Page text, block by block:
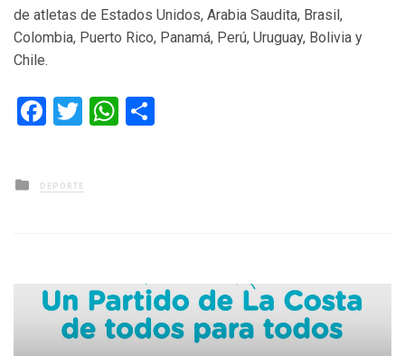
de atletas de Estados Unidos, Arabia Saudita, Brasil,
Colombia, Puerto Rico, Panamá, Perú, Uruguay, Bolivia y
Chile.
Facebook
TwitterWhatsApp
Posted
in
DEPORTE